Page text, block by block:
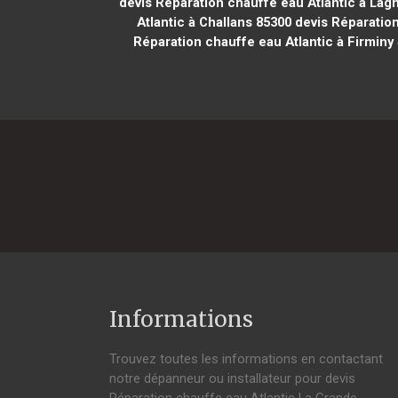
Atlantic à Challans 85300devis
Réparation chauffe eau Atlantic à Firminy
Informations
Trouvez toutes les informations en contactant
notre dépanneur ou installateur pour devis